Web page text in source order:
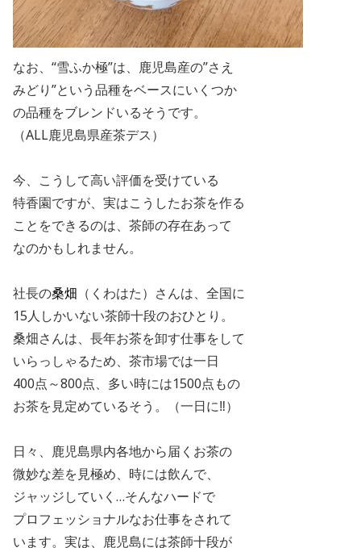
なお、“雪ふか極”は、鹿児島産の”さえ
みどり”という品種をベースにいくつか
の品種をブレンドいるそうです。
（ALL鹿児島県産茶デス）
今、こうして高い評価を受けている
特香園ですが、実はこうしたお茶を作る
ことをできるのは、茶師の存在あって
なのかもしれません。
社長の桑畑 （くわはた）さんは、全国に
15人しかいない茶師十段のおひとり。
桑畑さんは、長年お茶を卸す仕事をして
いらっしゃるため、茶市場では一日
400点～800点、多い時には1500点もの
お茶を見定めているそう。（一日に‼）
日々、鹿児島県内各地から届くお茶の
微妙な差を見極め、時には飲んで、
ジャッジしていく…そんなハードで
プロフェッショナルなお仕事をされて
います。実は、鹿児島には茶師十段が